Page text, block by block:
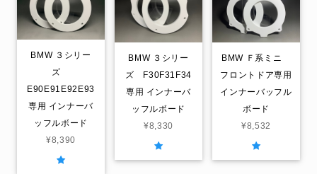
BMW ３シリー
ズ
E90E91E92E93
専用 インナーバ
ッフルボード
¥8,390
BMW ３シリー
ズ F30F31F34
専用 インナーバ
ッフルボード
¥8,330
BMW Ｆ系ミニ
フロントドア専用
インナーバッフル
ボード
¥8,532